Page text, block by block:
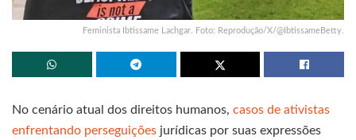
Feminista Ibtissame Lachgar. Foto: Reprodução/X/@IbtissameBetty.
No cenário atual dos direitos humanos, casos de ativistas
enfrentando perseguições jurídicas por suas expressões